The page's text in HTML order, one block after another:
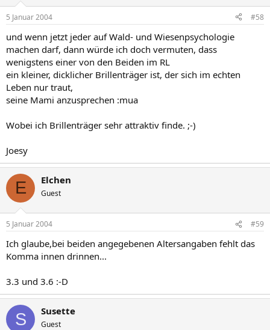
5 Januar 2004 #58
und wenn jetzt jeder auf Wald- und Wiesenpsychologie
machen darf, dann würde ich doch vermuten, dass
wenigstens einer von den Beiden im RL
ein kleiner, dicklicher Brillenträger ist, der sich im echten
Leben nur traut,
seine Mami anzusprechen :mua
Wobei ich Brillenträger sehr attraktiv finde. ;-)
Joesy
E Elchen
Guest
5 Januar 2004 #59
Ich glaube,bei beiden angegebenen Altersangaben fehlt das
Komma innen drinnen...
3.3 und 3.6 :-D
S Susette
Guest